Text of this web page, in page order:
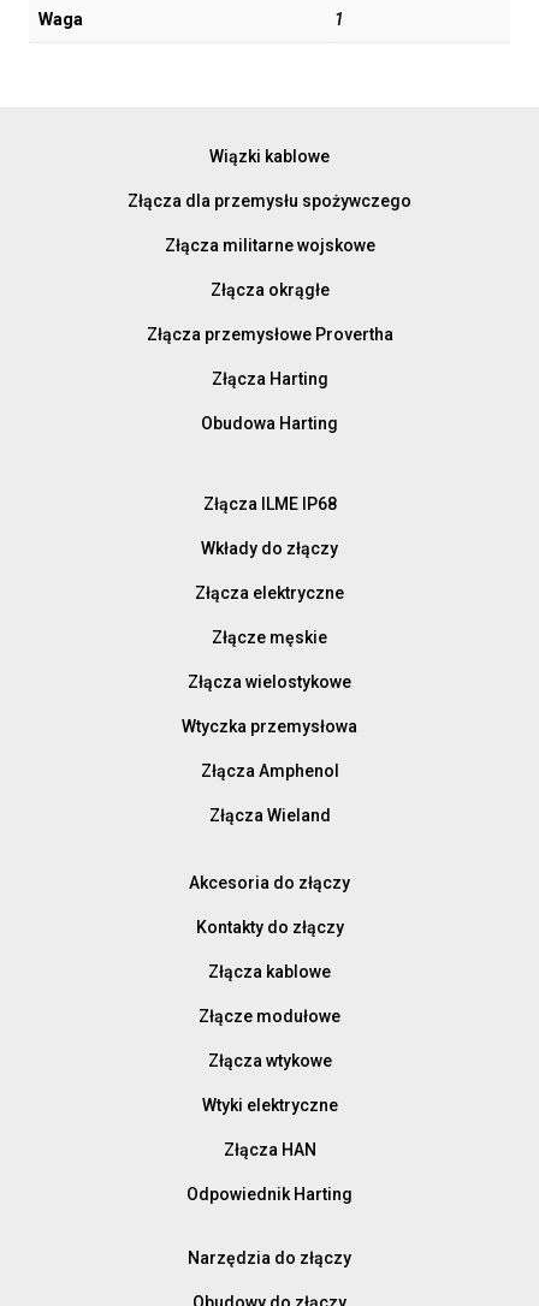
Waga 1
Wiązki kablowe
Złącza dla przemysłu spożywczego
Złącza militarne wojskowe
Złącza okrągłe
Złącza przemysłowe Provertha
Złącza Harting
Obudowa Harting
Złącza ILME IP68
Wkłady do złączy
Złącza elektryczne
Złącze męskie
Złącza wielostykowe
Wtyczka przemysłowa
Złącza Amphenol
Złącza Wieland
Akcesoria do złączy
Kontakty do złączy
Złącza kablowe
Złącze modułowe
Złącza wtykowe
Wtyki elektryczne
Złącza HAN
Odpowiednik Harting
Narzędzia do złączy
Obudowy do złączy